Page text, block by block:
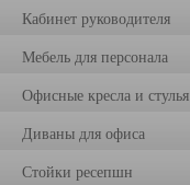
Кабинет руководителя
Мебель для персонала
Офисные кресла и стулья
Диваны для офиса
Стойки ресепшн